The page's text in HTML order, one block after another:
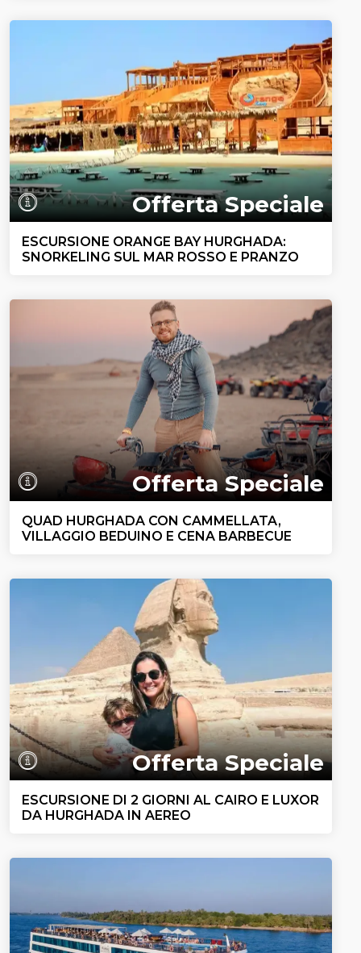
Offerta Speciale
ESCURSIONE ORANGE BAY HURGHADA:
SNORKELING SUL MAR ROSSO E PRANZO
Offerta Speciale
QUAD HURGHADA CON CAMMELLATA,
VILLAGGIO BEDUINO E CENA BARBECUE
Offerta Speciale
ESCURSIONE DI 2 GIORNI AL CAIRO E LUXOR
DA HURGHADA IN AEREO